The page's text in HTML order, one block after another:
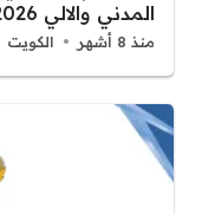
المدني والالي 2026
منذ 8 أشهر الكويت